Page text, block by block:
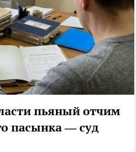
пьяный отчим
пасынка — суд